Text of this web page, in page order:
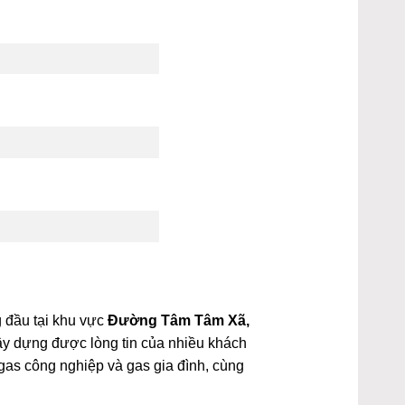
đầu tại khu vựcĐường Tâm Tâm Xã,
dựng được lòng tin của nhiều khách
công nghiệp và gas gia đình, cùng